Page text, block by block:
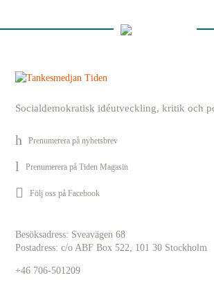
Socialdemokratisk idéutveckling, kritik och
Prenumerera på nyhetsbrev
Prenumerera på Tiden Magasin
Följ oss på Facebook
Besöksadress: Sveavägen 68
Postadress: c/o ABF Box 522, 101 30 Stockholm
+46 706-501209